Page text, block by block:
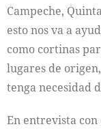
Campeche,
esto nos va a
como cortinas
lugares de
tenga necesidad
En entrevista